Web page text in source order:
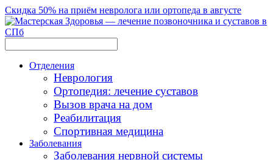
Скидка 50% на приём невролога или ортопеда в августе
Отделения
Неврология
Ортопедия: лечение суставов
Вызов врача на дом
Реабилитация
Спортивная медицина
Заболевания
Заболевания нервной системы